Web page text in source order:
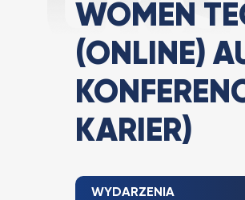
WOMEN
(ONLINE)
KARIER)
WYDARZENIA